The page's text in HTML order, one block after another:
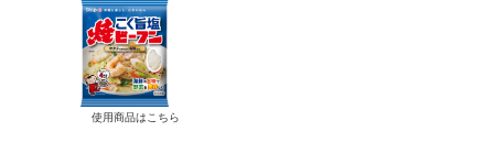
使用商品はこちら